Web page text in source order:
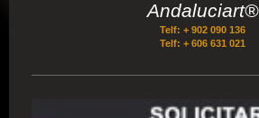
Andaluciart®
Telf: + 902 090 136
Telf: + 606 631 021